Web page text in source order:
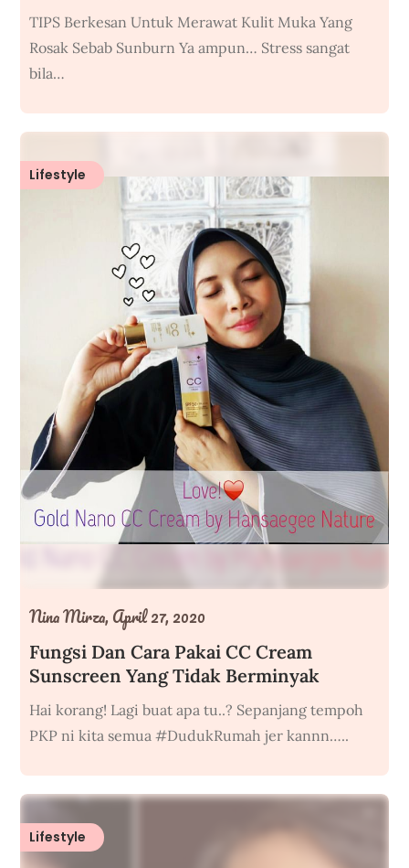
TIPS Berkesan Untuk Merawat Kulit Muka Yang
Rosak Sebab Sunburn Ya ampun… Stress sangat
bila…
Lifestyle
Fungsi Dan Cara Pakai CC Cream
Sunscreen Yang Tidak Berminyak
Nina Mirza, April 27, 2020
Hai korang! Lagi buat apa tu..? Sepanjang tempoh
PKP ni kita semua #DudukRumah jer kannn…..
Lifestyle